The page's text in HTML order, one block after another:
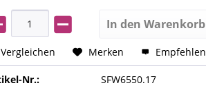
In den Warenkorb
Vergleichen Merken Empfehlen
Nr.: SFW6550.17